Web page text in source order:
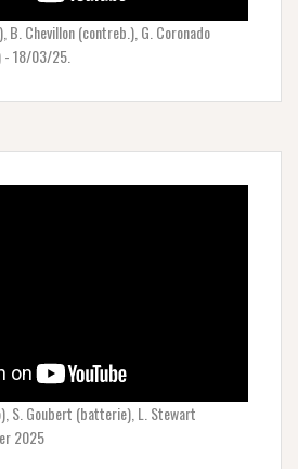
Chevillon (contreb.), G. Coronado
- 18/03/25.
S. Goubert (batterie), L. Stewart
2025